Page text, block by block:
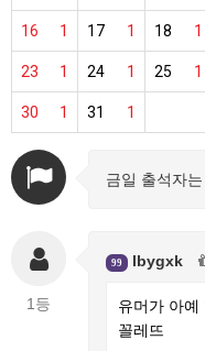
1
16 1
17 1
18
1
23 1
24 1
25
1
30 1
31
금일 출석자
1등
99 lbygxk
유머가 아예
꼴레뜨